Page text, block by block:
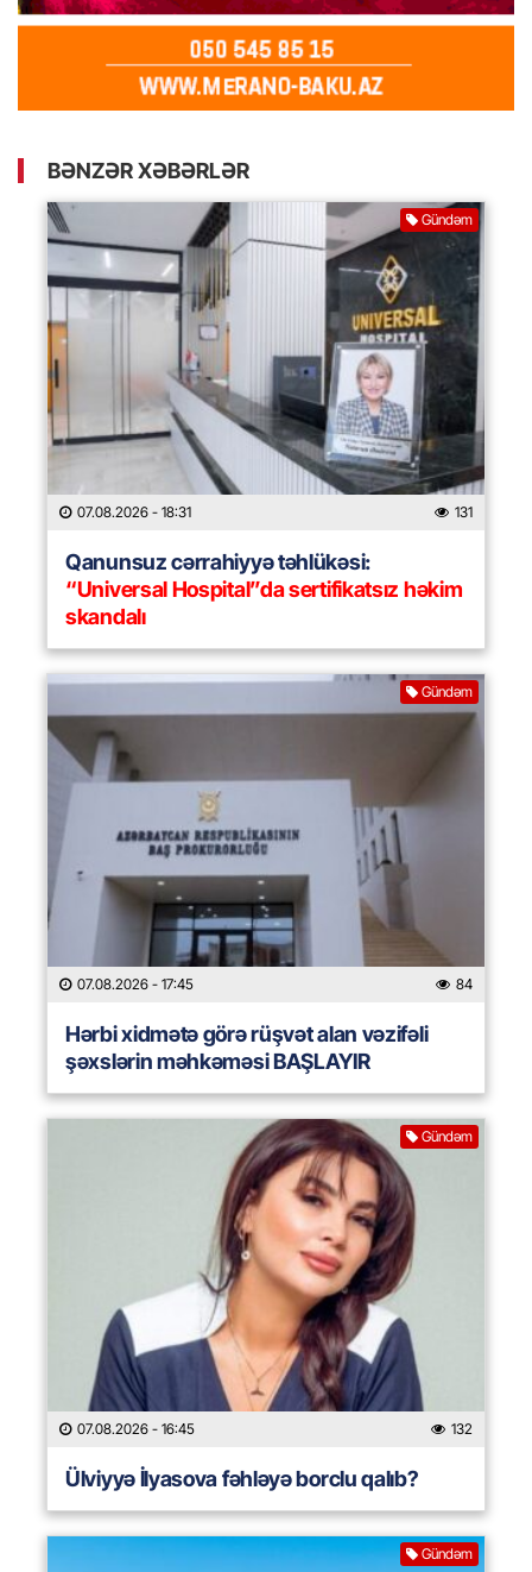
BƏNZƏR XƏBƏRLƏR
Gündəm
07.08.2026 - 18:31 131
Qanunsuz cərrahiyyə təhlükəsi:
“Universal Hospital”da sertifikatsız həkim
skandalı
Gündəm
07.08.2026 - 17:45 84
Hərbi xidmətə görə rüşvət alan vəzifəli
şəxslərin məhkəməsi BAŞLAYIR
Gündəm
07.08.2026 - 16:45 132
Ülviyyə İlyasova fəhləyə borclu qalıb?
Gündəm